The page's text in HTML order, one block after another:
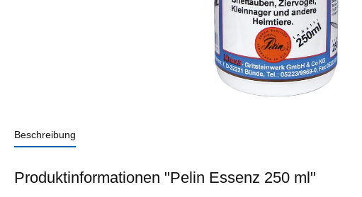
Beschreibung
Produktinformationen "Pelin Essenz 250 ml"